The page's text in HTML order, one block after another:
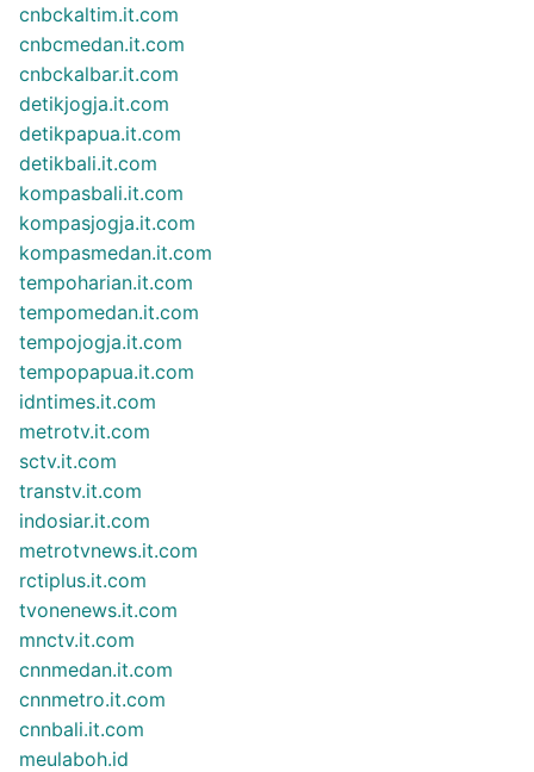
cnbckaltim.it.com
cnbcmedan.it.com
cnbckalbar.it.com
detikjogja.it.com
detikpapua.it.com
detikbali.it.com
kompasbali.it.com
kompasjogja.it.com
kompasmedan.it.com
tempoharian.it.com
tempomedan.it.com
tempojogja.it.com
tempopapua.it.com
idntimes.it.com
metrotv.it.com
sctv.it.com
transtv.it.com
indosiar.it.com
metrotvnews.it.com
rctiplus.it.com
tvonenews.it.com
mnctv.it.com
cnnmedan.it.com
cnnmetro.it.com
cnnbali.it.com
meulaboh.id